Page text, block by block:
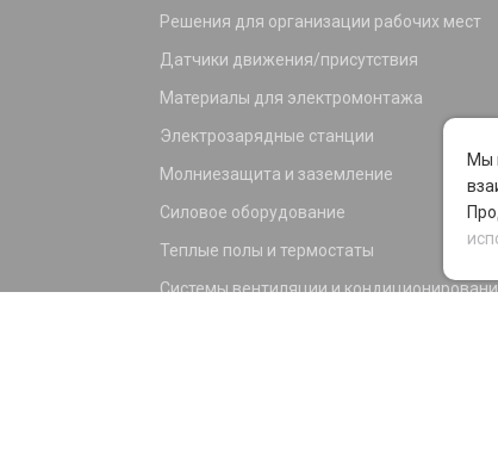
Решения для организации рабочих мест
Датчики движения/присутствия
Материалы для электромонтажа
Электрозарядные станции
Молниезащита и заземление
Силовое оборудование
Теплые полы и термостаты
Системы вентиляции и
Мы